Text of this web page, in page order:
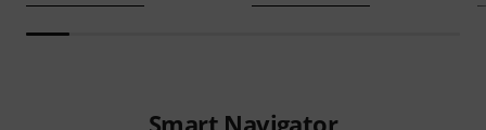
Smart Navigator